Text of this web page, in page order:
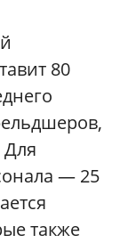
80
Для
— 25
также